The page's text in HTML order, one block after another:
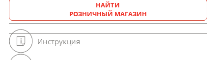
НАЙТИ
РОЗНИЧНЫЙ МАГАЗИН
Инструкция